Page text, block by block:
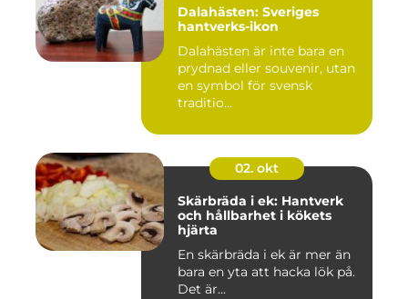
Dalahästen: Sveriges
hantverks-ikon
Dalahästen är inte bara en
prydnad eller souvenir, utan
en symbol för svensk
traditio...
02. okt
Skärbräda i ek: Hantverk
och hållbarhet i kökets
hjärta
En skärbräda i ek är mer än
bara en yta att hacka lök på.
Det är...